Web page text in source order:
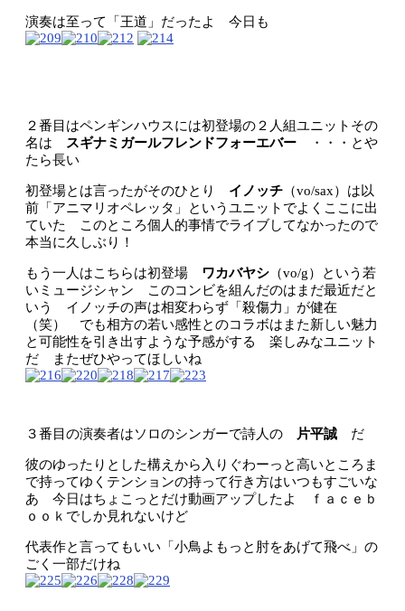
演奏は至って「王道」だったよ 今日も
２番目はペンギンハウスには初登場の２人組ユニットその
名は
スギナミガールフレンドフォーエバー ・・・とや
たら長い
初登場とは言ったがそのひとり イノッチ （vo/sax）は以
前「アニマリオペレッタ」というユニットでよくここに出
ていた このところ個人的事情でライブしてなかったので
本当に久しぶり！
もう一人はこちらは初登場 ワカバヤシ （vo/g）という若
いミュージシャン このコンビを組んだのはまだ最近だと
いう イノッチの声は相変わらず「殺傷力」が健在
（笑） でも相方の若い感性とのコラボはまた新しい魅力
と可能性を引き出すような予感がする 楽しみなユニット
だ またぜひやってほしいね
３番目の演奏者はソロのシンガーで詩人の 片平誠 だ
彼のゆったりとした構えから入りぐわーっと高いところま
で持ってゆくテンションの持って行き方はいつもすごいな
あ 今日はちょこっとだけ動画アップしたよ ｆａｃｅｂ
ｏｏｋでしか見れないけど
代表作と言ってもいい「小鳥よもっと肘をあげて飛べ」の
ごく一部だけね